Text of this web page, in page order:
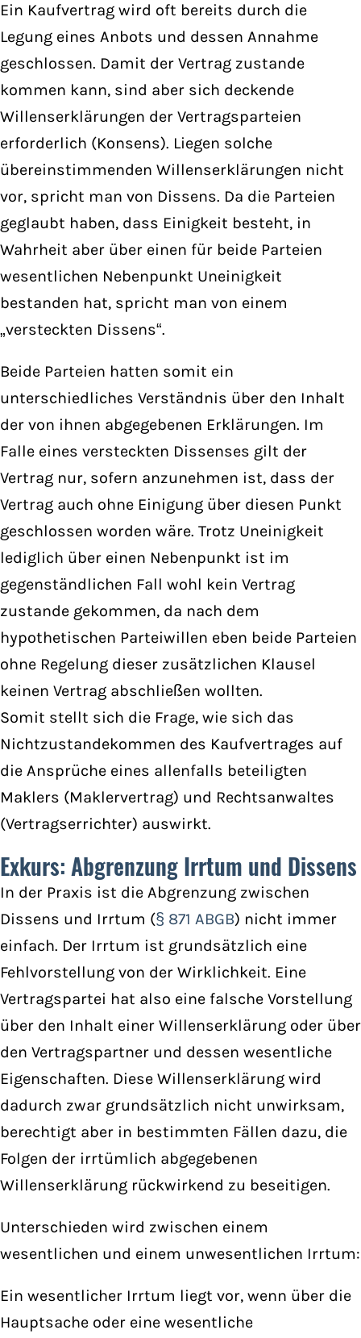
Ein Kaufvertrag wird oft bereits durch die
Legung eines Anbots und dessen Annahme
geschlossen. Damit der Vertrag zustande
kommen kann, sind aber sich deckende
Willenserklärungen der Vertragsparteien
erforderlich (Konsens). Liegen solche
übereinstimmenden Willenserklärungen nicht
vor, spricht man von Dissens. Da die Parteien
geglaubt haben, dass Einigkeit besteht, in
Wahrheit aber über einen für beide Parteien
wesentlichen Nebenpunkt Uneinigkeit
bestanden hat, spricht man von einem
„versteckten Dissens“.
Beide Parteien hatten somit ein
unterschiedliches Verständnis über den Inhalt
der von ihnen abgegebenen Erklärungen. Im
Falle eines versteckten Dissenses gilt der
Vertrag nur, sofern anzunehmen ist, dass der
Vertrag auch ohne Einigung über diesen Punkt
geschlossen worden wäre. Trotz Uneinigkeit
lediglich über einen Nebenpunkt ist im
gegenständlichen Fall wohl kein Vertrag
zustande gekommen, da nach dem
hypothetischen Parteiwillen eben beide Parteien
ohne Regelung dieser zusätzlichen Klausel
keinen Vertrag abschließen wollten.
Somit stellt sich die Frage, wie sich das
Nichtzustandekommen des Kaufvertrages auf
die Ansprüche eines allenfalls beteiligten
Maklers (Maklervertrag) und Rechtsanwaltes
(Vertragserrichter) auswirkt.
Exkurs: Abgrenzung Irrtum und Dissens
In der Praxis ist die Abgrenzung zwischen
Dissens und Irrtum (§ 871 ABGB) nicht immer
einfach. Der Irrtum ist grundsätzlich eine
Fehlvorstellung von der Wirklichkeit. Eine
Vertragspartei hat also eine falsche Vorstellung
über den Inhalt einer Willenserklärung oder über
den Vertragspartner und dessen wesentliche
Eigenschaften. Diese Willenserklärung wird
dadurch zwar grundsätzlich nicht unwirksam,
berechtigt aber in bestimmten Fällen dazu, die
Folgen der irrtümlich abgegebenen
Willenserklärung rückwirkend zu beseitigen.
Unterschieden wird zwischen einem
wesentlichen und einem unwesentlichen Irrtum:
Ein wesentlicher Irrtum liegt vor, wenn über die
Hauptsache oder eine wesentliche